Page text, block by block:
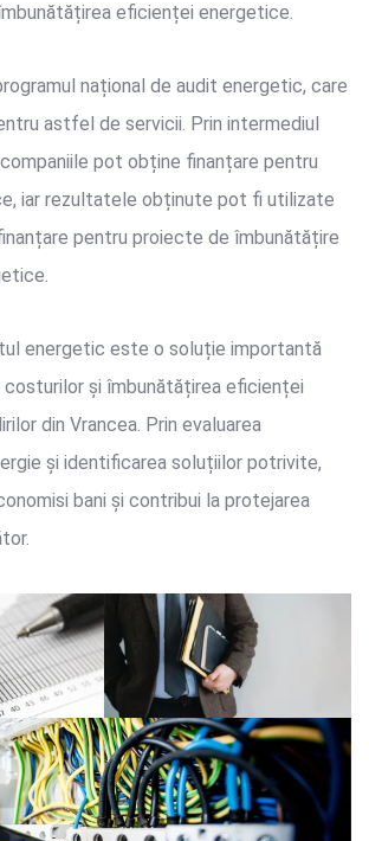
eficienței energetice.
național de audit energetic, care
astfel de servicii. Prin intermediul
pot obține finanțare pentru
iar rezultatele obținute pot fi utilizate
pentru proiecte de îmbunătățire
energetic este o soluție importantă
și îmbunătățirea eficienței
din Vrancea. Prin evaluarea
și identificarea soluțiilor potrivite,
bani și contribui la protejarea